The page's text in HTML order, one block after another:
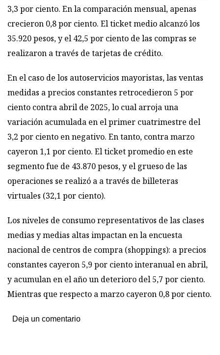
3,3 por ciento. En la comparación mensual, apenas
crecieron 0,8 por ciento. El ticket medio alcanzó los
35.920 pesos, y el 42,5 por ciento de las compras se
realizaron a través de tarjetas de crédito.
En el caso de los autoservicios mayoristas, las ventas
medidas a precios constantes retrocedieron 5 por
ciento contra abril de 2025, lo cual arroja una
variación acumulada en el primer cuatrimestre del
3,2 por ciento en negativo. En tanto, contra marzo
cayeron 1,1 por ciento. El ticket promedio en este
segmento fue de 43.870 pesos, y el grueso de las
operaciones se realizó a a través de billeteras
virtuales (32,1 por ciento).
Los niveles de consumo representativos de las clases
medias y medias altas impactan en la encuesta
nacional de centros de compra (shoppings): a precios
constantes cayeron 5,9 por ciento interanual en abril,
y acumulan en el año un deterioro del 5,7 por ciento.
Mientras que respecto a marzo cayeron 0,8 por ciento.
Deja un comentario